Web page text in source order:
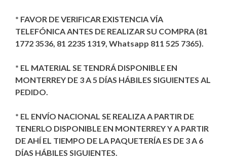
* FAVOR DE VERIFICAR EXISTENCIA VÍA
TELEFÓNICA ANTES DE REALIZAR SU COMPRA (81
1772 3536, 81 2235 1319, Whatsapp 811 525 7365).
* EL MATERIAL SE TENDRÁ DISPONIBLE EN
MONTERREY DE 3 A 5 DÍAS HÁBILES SIGUIENTES AL
PEDIDO.
* EL ENVÍO NACIONAL SE REALIZA A PARTIR DE
TENERLO DISPONIBLE EN MONTERREY Y A PARTIR
DE AHÍ EL TIEMPO DE LA PAQUETERÍA ES DE 3 A 6
DÍAS HÁBILES SIGUIENTES.